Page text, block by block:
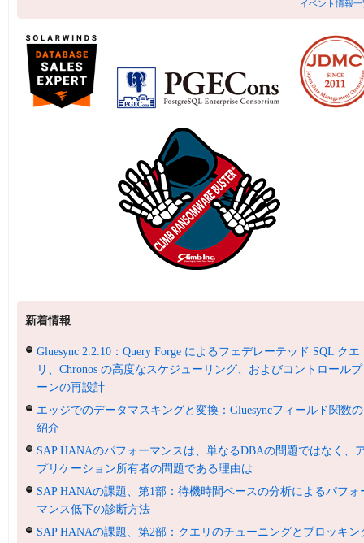
イベント情報一
新着情報
Gluesync 2.2.10：Query Forge によるフェデレーテッド SQL クエ
リ、Chronos の高度なスケジューリング、およびコントロール
ーンの再設計
エッジでのデータマスキングと変換：Gluesyncフィールド関数の
紹介
SAP HANAのパフォーマンスは、単なるDBAの問題ではなく、
プリケーション所有者の問題である理由は
SAP HANAの課題、第1部：待機時間ベースの分析によるパフォ
マンス低下の診断方法
SAP HANAの課題、第2部：クエリのチューニングとブロッキン